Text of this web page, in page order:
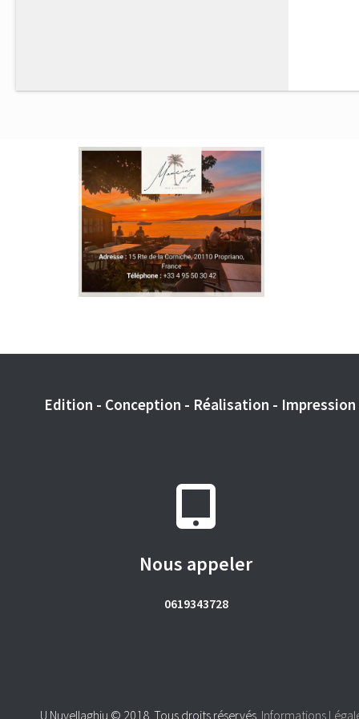
Edition - Conception - Réalisation -
Nous appeler
0619343728
U Nuvellaghju © 2018. Tous droits réservés. Informations